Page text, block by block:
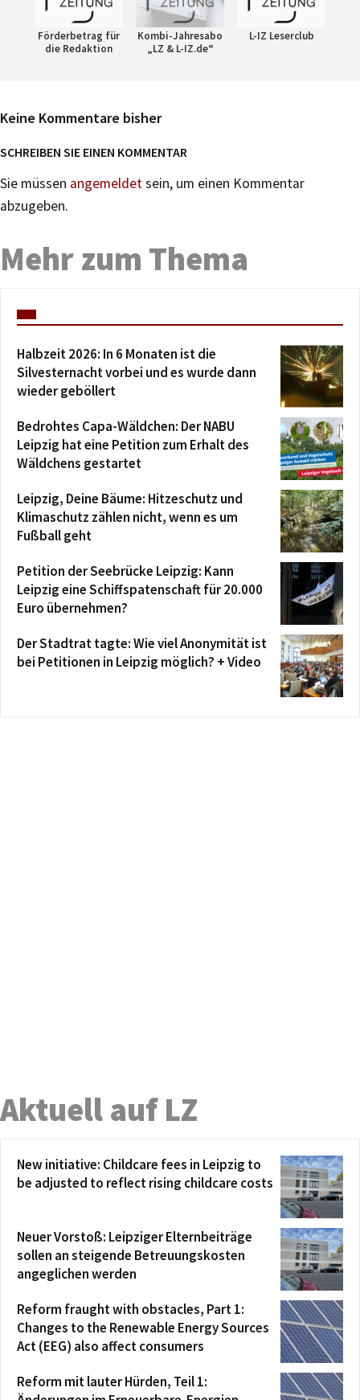
Förderbetrag für
die Redaktion
Kombi-Jahresabo
„LZ & L-IZ.de“
L-IZ Leserclub
Keine Kommentare bisher
SCHREIBEN SIE EINEN KOMMENTAR
Sie müssen angemeldetsein, um einen Kommentar
abzugeben.
Mehr zum Thema
Halbzeit 2026: In 6 Monaten ist die
Silvesternacht vorbei und es wurde dann
wieder geböllert
Bedrohtes Capa-Wäldchen: Der NABU
Leipzig hat eine Petition zum Erhalt des
Wäldchens gestartet
Leipzig, Deine Bäume: Hitzeschutz und
Klimaschutz zählen nicht, wenn es um
Fußball geht
Petition der Seebrücke Leipzig: Kann
Leipzig eine Schiffspatenschaft für 20.000
Euro übernehmen?
Der Stadtrat tagte: Wie viel Anonymität ist
bei Petitionen in Leipzig möglich? + Video
Aktuell auf LZ
New initiative: Childcare fees in Leipzig to
be adjusted to reflect rising childcare costs
Neuer Vorstoß: Leipziger Elternbeiträge
sollen an steigende Betreuungskosten
angeglichen werden
Reform fraught with obstacles, Part 1:
Changes to the Renewable Energy Sources
Act (EEG) also affect consumers
Reform mit lauter Hürden, Teil 1: